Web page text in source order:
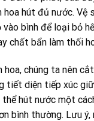
hoa hút đủ nước. Vệ
vào bình để loại bỏ
chất bẩn làm thối
hoa, chúng ta nên
tiết diện tiếp xúc
thể hút nước một
bình thường. Lưu